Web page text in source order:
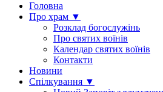
Головна
Про храм ▼
Розклад богослужінь
Про святих воїнів
Календар святих воїнів
Контакти
Новини
Спілкування ▼